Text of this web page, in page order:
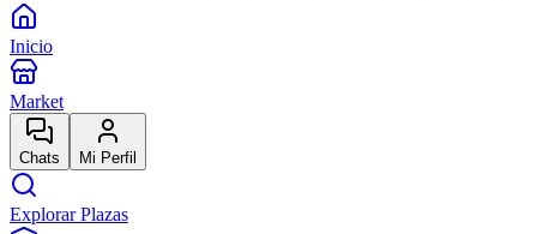
Inicio
Market
Chats Mi Perfil
Explorar Plazas